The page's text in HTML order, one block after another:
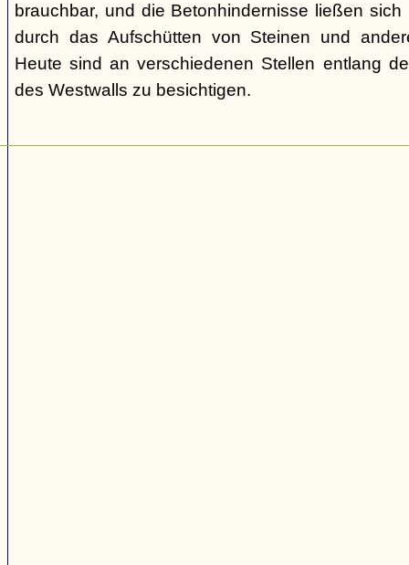
brauchbar, und die Betonhindernisse ließen
durch das Aufschütten von Steinen und
Heute sind an verschiedenen Stellen entlang
des Westwalls zu besichtigen.